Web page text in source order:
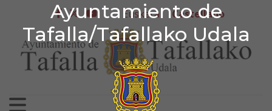
Ayuntamiento de
Tafalla/Tafallako Udala
Ir al contenido
Ayuntamiento de
facebook
twitter
youtube
Euskera Castellano